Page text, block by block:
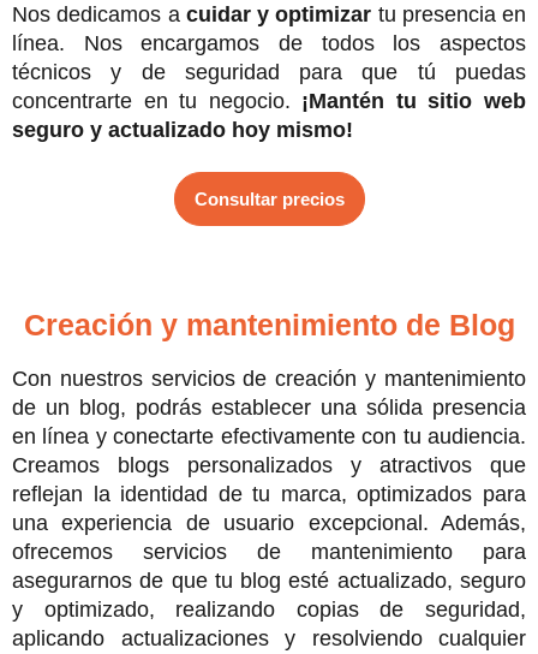
Nos dedicamos a cuidar y optimizar tu presencia en
línea. Nos encargamos de todos los aspectos
técnicos y de seguridad para que tú puedas
concentrarte en tu negocio. ¡Mantén tu sitio web
seguro y actualizado hoy mismo!
Consultar precios
Creación y mantenimiento de Blog
Con nuestros servicios de creación y mantenimiento
de un blog, podrás establecer una sólida presencia
en línea y conectarte efectivamente con tu audiencia.
Creamos blogs personalizados y atractivos que
reflejan la identidad de tu marca, optimizados para
una experiencia de usuario excepcional. Además,
ofrecemos servicios de mantenimiento para
asegurarnos de que tu blog esté actualizado, seguro
y optimizado, realizando copias de seguridad,
aplicando actualizaciones y resolviendo cualquier